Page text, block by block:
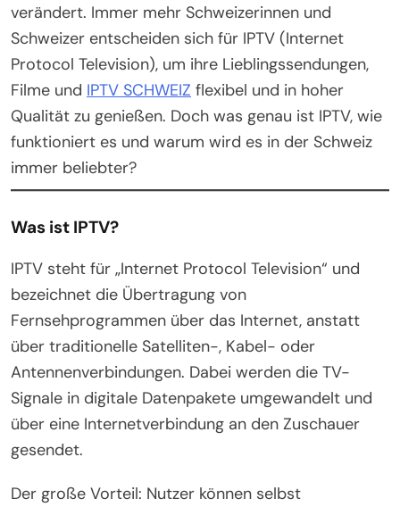
verändert. Immer mehr Schweizerinnen und
Schweizer entscheiden sich für IPTV (Internet
Protocol Television), um ihre Lieblingssendungen,
Filme und IPTV SCHWEIZ flexibel und in hoher
Qualität zu genießen. Doch was genau ist IPTV, wie
funktioniert es und warum wird es in der Schweiz
immer beliebter?
Was ist IPTV?
IPTV steht für „Internet Protocol Television“ und
bezeichnet die Übertragung von
Fernsehprogrammen über das Internet, anstatt
über traditionelle Satelliten-, Kabel- oder
Antennenverbindungen. Dabei werden die TV-
Signale in digitale Datenpakete umgewandelt und
über eine Internetverbindung an den Zuschauer
gesendet.
Der große Vorteil: Nutzer können selbst